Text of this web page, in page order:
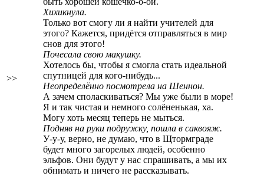
>>
Хихикнула.
Только вот смогу ли я найти учителей для
этого? Кажется, придётся отправляться в мир
снов для этого!
Почесала свою макушку.
Хотелось бы, чтобы я смогла стать идеальной
спутницей для кого-нибудь...
Неопределённо посмотрела на Шеннон.
А зачем споласкиваться? Мы уже были в море!
Я и так чистая и немного солёненькая, ха.
Могу хоть месяц теперь не мыться.
Подняв на руки подружку, пошла в саквояж.
У-у-у, верно, не думаю, что в Щтормграде
будет много загорелых людей, особенно
эльфов. Они будут у нас спрашивать, а мы их
обнимать и ничего не рассказывать.